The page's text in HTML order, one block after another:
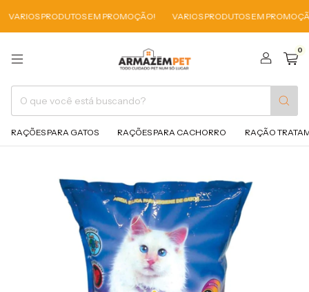
PRODUTOS EM PROMOÇÃO! VARIOS PRODUTOS EM PROMOÇÃO!
0
RAÇÕES PARA GATOS RAÇÕES PARA CACHORRO RAÇÃO